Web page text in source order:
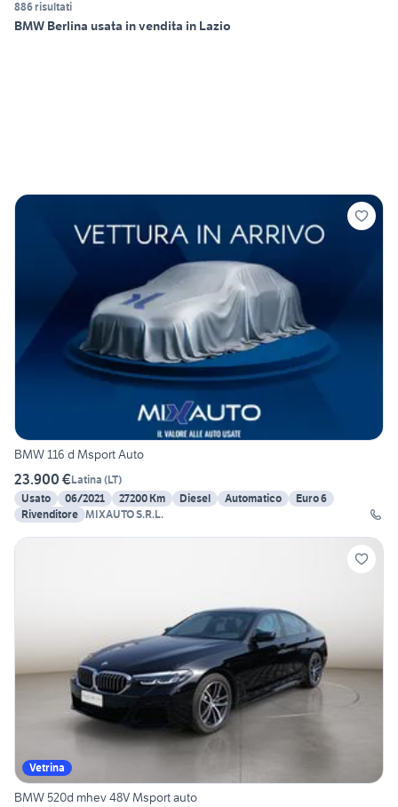
886 risultati
BMW Berlina usata in vendita in Lazio
BMW 116 d Msport Auto
23.900 €Latina (LT)
Usato
06/2021 27200 Km Diesel Automatico
Euro 6
Rivenditore MIXAUTO S.R.L.
Vetrina
BMW 520d mhev 48V Msport auto